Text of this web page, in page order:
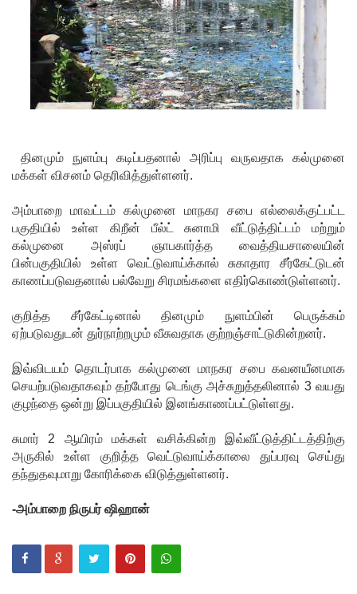
சேவை
மீண்டும்
ஆரம்பம்!
எரிபொரு
உயர்வுக்கு
போராட்ட
ம்!
டெங்கு
ளின்
கை 64
ஆக
குவைத் -
கொழும்பு
ஸ்ரீலங்கன்
சேவைக
தினமும் நுளம்பு கடிப்பதனால் அரிப்பு வருவதாக கல்முனை
மக்கள் விசனம் தெரிவித்துள்ளனர்.
அம்பாறை மாவட்டம் கல்முனை மாநகர சபை எல்லைக்குட்பட்ட
பகுதியில் உள்ள கிறீன் பீல்ட் சுனாமி வீட்டுத்திட்டம் மற்றும்
கல்முனை அஸ்ரப் ஞாபகார்த்த வைத்தியசாலையின்
பின்பகுதியில் உள்ள வெட்டுவாய்க்கால் சுகாதார சீர்கேட்டுடன்
காணப்படுவதனால் பல்வேறு சிரமங்களை எதிர்கொண்டுள்ளனர்.
குறித்த சீர்கேட்டினால் தினமும் நுளம்பின் பெருக்கம்
ஏற்படுவதுடன் துர்நாற்றமும் வீசுவதாக குற்றஞ்சாட்டுகின்றனர்.
இவ்விடயம் தொடர்பாக கல்முனை மாநகர சபை கவனயீனமாக
செயற்படுவதாகவும் தற்போது டெங்கு அச்சுறுத்தலினால் 3 வயது
குழந்தை ஒன்று இப்பகுதியில் இனங்காணப்பட்டுள்ளது.
சுமார் 2 ஆயிரம் மக்கள் வசிக்கின்ற இவ்வீட்டுத்திட்டத்திற்கு
அருகில் உள்ள குறித்த வெட்டுவாய்க்காலை துப்பரவு செய்து
தந்துதவுமாறு கோரிக்கை விடுத்துள்ளனர்.
-அம்பாறை நிருபர் ஷிஹான்